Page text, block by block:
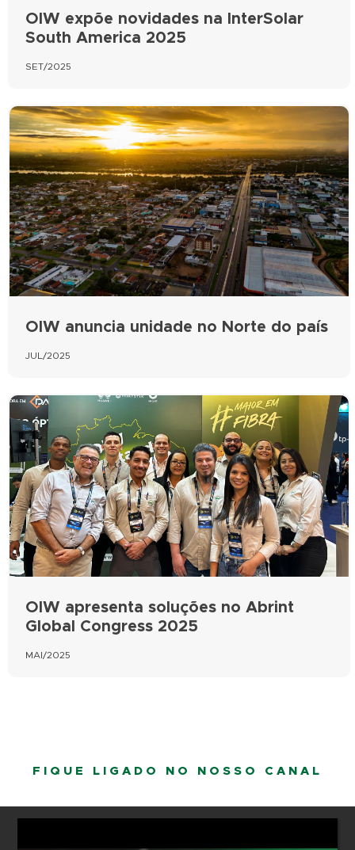
OIW expõe novidades na InterSolar
South America 2025
SET/2025
OIW anuncia unidade no Norte do país
JUL/2025
OIW apresenta soluções no Abrint
Global Congress 2025
MAI/2025
FIQUE LIGADO NO NOSSO CANAL